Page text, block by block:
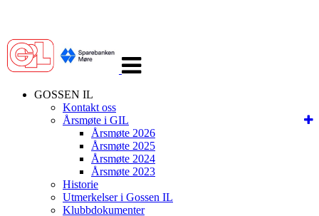
navigasjon
GOSSEN IL
Kontakt oss
Årsmøte i GIL
Årsmøte 2026
Årsmøte 2025
Årsmøte 2024
Årsmøte 2023
Historie
Utmerkelser i Gossen IL
Klubbdokumenter